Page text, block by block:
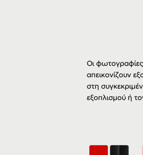
Οι φωτογραφίες
απεικονίζουν
στη
εξοπλισμού ή